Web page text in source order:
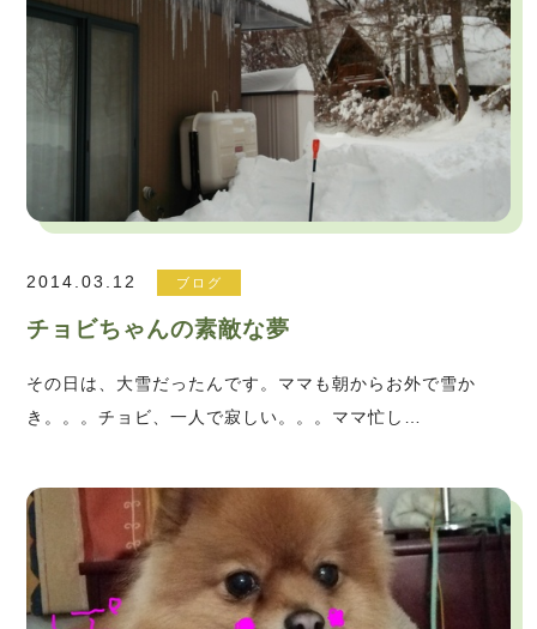
2014.03.12 ブログ
チョビちゃんの素敵な夢
その日は、大雪だったんです。ママも朝からお外で雪か
き。。。チョビ、一人で寂しい。。。ママ忙し…